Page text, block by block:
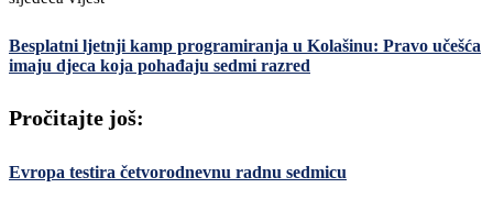
Besplatni ljetnji kamp programiranja u Kolašinu: Pravo učešća
imaju djeca koja pohađaju sedmi razred
Pročitajte još:
Evropa testira četvorodnevnu radnu sedmicu